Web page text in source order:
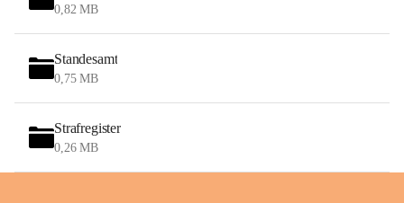
0,82 MB
Standesamt
0,75 MB
Strafregister
0,26 MB